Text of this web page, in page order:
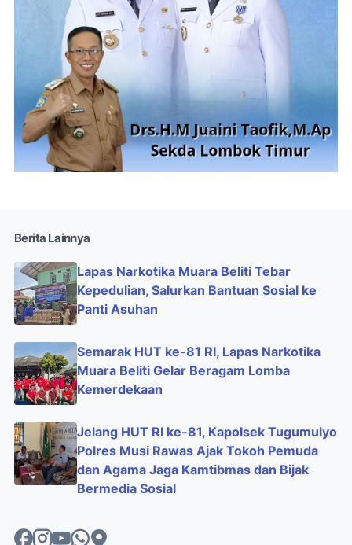
Berita Lainnya
Lapas Narkotika Muara Beliti Tebar
Kepedulian, Salurkan Bantuan Sosial ke
Panti Asuhan
Semarak HUT ke-81 RI, Lapas Narkotika
Muara Beliti Gelar Beragam Lomba
Kemerdekaan
Jelang HUT RI ke-81, Kapolsek Tugumulyo
Polres Musi Rawas Ajak Tokoh Pemuda
dan Agama Jaga Kamtibmas dan Bijak
Bermedia Sosial